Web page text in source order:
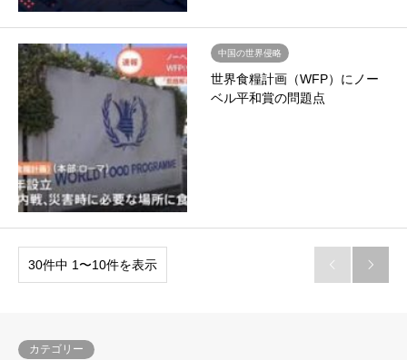
中国の世界侵略
世界食糧計画（WFP）にノー
ベル平和賞の問題点
30件中 1〜10件を表示  
カテゴリー